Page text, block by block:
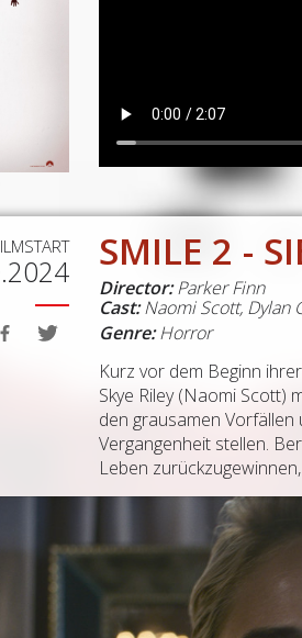
SMILE 2 -
Director: Parker Finn
Cast: Naomi Scott, Dylan
Genre:Horror
Kurz vor dem Beginn
Skye Riley (Naomi Scott)
den grausamen Vorfällen
Vergangenheit stellen.
Leben